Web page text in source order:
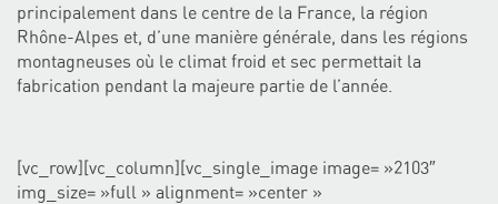
principalement dans le centre de la France, la région
Rhône-Alpes et, d’une manière générale, dans les régions
montagneuses où le climat froid et sec permettait la
fabrication pendant la majeure partie de l’année.
[vc_row][vc_column][vc_single_image image= »2103″
img_size= »full » alignment= »center »